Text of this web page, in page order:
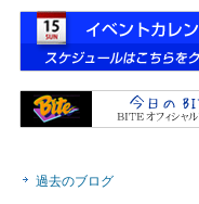
過去のブログ